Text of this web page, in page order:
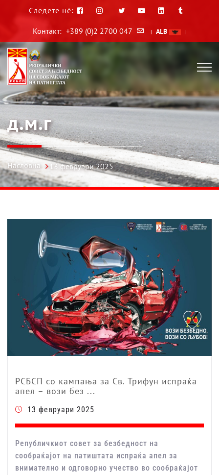
Следете нè:
Контакт: +389 (0)2 2700 047 | ALB |
д.м.г
Насловна 13 февруари 2025
РСБСП со кампања за Св. Трифун испраќа
апел – вози без ...
13 февруари 2025
Републичкиот совет за безбедност на
сообраќајот на патиштата испраќа апел за
внимателно и одговорно учество во сообраќајот